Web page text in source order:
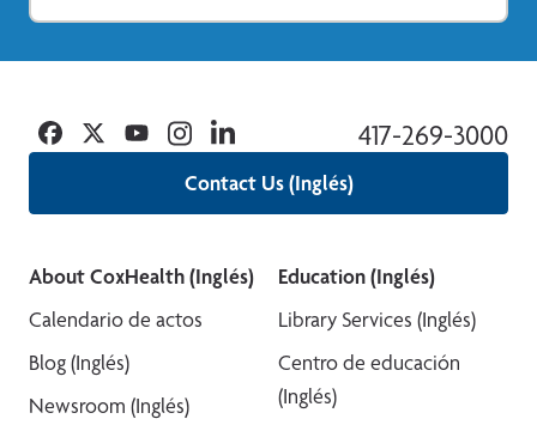
Contact Us (Inglés)
417-269-3000
Facebook
TwitterYouTubeInstagramLinkedin
About CoxHealth (Inglés)
Calendario de actos
Blog (Inglés)
Newsroom (Inglés)
Education (Inglés)
Library Services (Inglés)
Centro de educación
(Inglés)